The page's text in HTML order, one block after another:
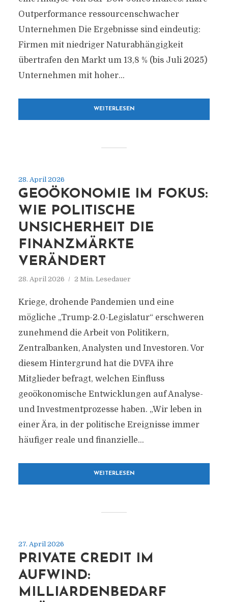
Outperformance ressourcenschwacher
Unternehmen Die Ergebnisse sind eindeutig:
Firmen mit niedriger Naturabhängigkeit
übertrafen den Markt um 13,8 % (bis Juli 2025)
Unternehmen mit hoher...
WEITERLESEN
28. April 2026
GEOÖKONOMIE IM FOKUS:
WIE POLITISCHE
UNSICHERHEIT DIE
FINANZMÄRKTE
VERÄNDERT
28. April 2026 2 Min. Lesedauer
Kriege, drohende Pandemien und eine
mögliche „Trump-2.0-Legislatur“ erschweren
zunehmend die Arbeit von Politikern,
Zentralbanken, Analysten und Investoren. Vor
diesem Hintergrund hat die DVFA ihre
Mitglieder befragt, welchen Einfluss
geoökonomische Entwicklungen auf Analyse-
und Investmentprozesse haben. „Wir leben in
einer Ära, in der politische Ereignisse immer
häufiger reale und finanzielle...
WEITERLESEN
27. April 2026
PRIVATE CREDIT IM
AUFWIND:
MILLIARDENBEDARF